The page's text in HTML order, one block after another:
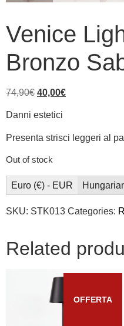
Venice
Bronzo
74,90€ 40,00€
Danni estetici
Presenta strisci leggeri al
Out of stock
Euro (€) - EUR
SKU: STK013 Categories:
Related
OFFERTA